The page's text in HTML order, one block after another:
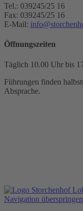
Tel.: 039245/25 16
Fax: 039245/25 16
E-Mail:
Öffnungszeiten
Täglich 10.00 Uhr bis
Führungen finden
Absprache.
Navigation überspringen